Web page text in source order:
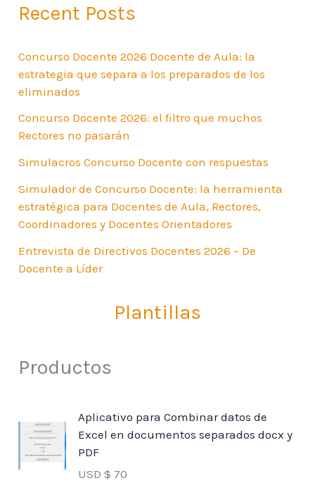
Recent Posts
Concurso Docente 2026 Docente de Aula: la
estrategia que separa a los preparados de los
eliminados
Concurso Docente 2026: el filtro que muchos
Rectores no pasarán
Simulacros Concurso Docente con respuestas
Simulador de Concurso Docente: la herramienta
estratégica para Docentes de Aula, Rectores,
Coordinadores y Docentes Orientadores
Entrevista de Directivos Docentes 2026 – De
Docente a Líder
Plantillas
Productos
Aplicativo para Combinar datos de
Excel en documentos separados docx y
PDF
USD $ 70